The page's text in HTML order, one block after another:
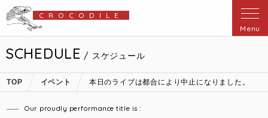
CROCODILE
Menu
SCHEDULE / スケジュール
TOP イベント 本日のライブは都合により中止になりました。
Our proudly performance title is :